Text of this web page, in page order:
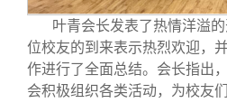
叶青会长发表了热情洋溢
位校友的到来表示热烈欢迎，
作进行了全面总结。会长指出
会积极组织各类活动，为校友